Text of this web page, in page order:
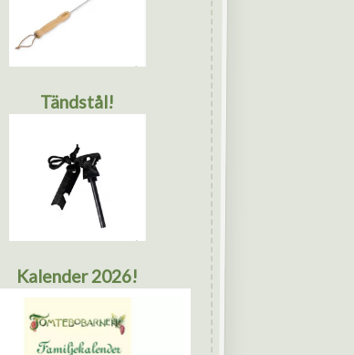
Tändstål!
Kalender 2026!